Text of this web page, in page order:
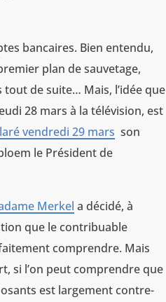
bancaires. Bien entendu,
plan de sauvetage,
tout de suite… Mais, l’idée que
28 mars à la télévision, est
vendredi 29 mars son
le Président de
Merkel a décidé, à
que le contribuable
comprendre. Mais
si l’on peut comprendre que
est largement contre-